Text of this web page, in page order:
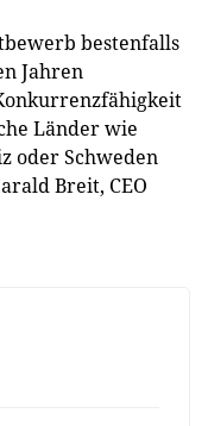
bestenfalls
Jahren
Länder wie
oder Schweden
Breit, CEO